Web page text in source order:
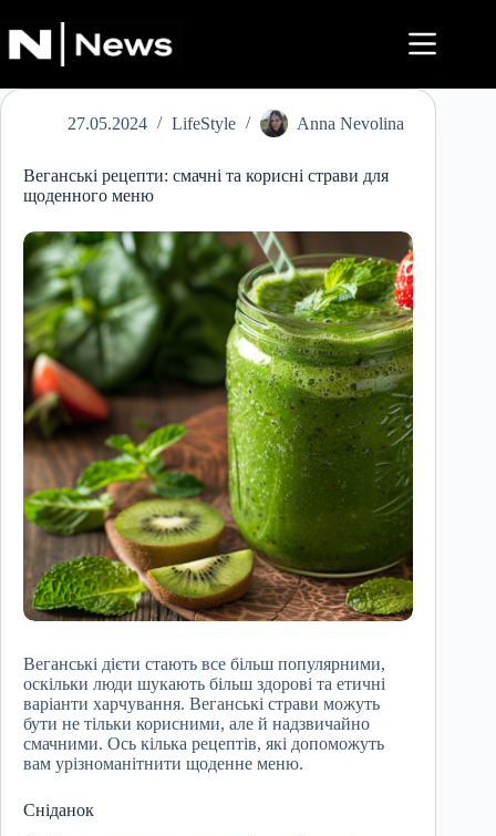
до
вмісту
27.05.2024 LifeStyle Anna Nevolina
Веганські рецепти: смачні та корисні страви для
щоденного меню
Веганські дієти стають все більш популярними,
оскільки люди шукають більш здорові та етичні
варіанти харчування. Веганські страви можуть
бути не тільки корисними, але й надзвичайно
смачними. Ось кілька рецептів, які допоможуть
вам урізноманітнити щоденне меню.
Сніданок